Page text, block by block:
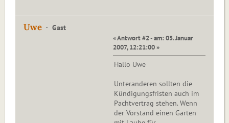
Uwe Gast
« Antwort #2 - am: 05. Januar
2007, 12:21:00 »
Hallo Uwe
Unteranderen sollten die
Kündigungsfristen auch im
Pachtvertrag stehen. Wenn
der Vorstand einen Garten